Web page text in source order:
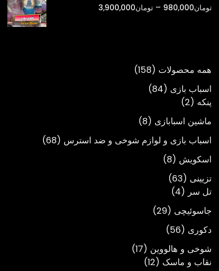
تومان900,000
تومان980,000
– تومان3,900,000
همه محصولات
158
158
اسباب بازی 84
84
پنکه 2
2
محصول
ماشین اسبابازی 8
8
اسباب بازی و لوازم شوخی و ضد استرس 68
68
اسکویش 8
8
تزیینی 63
63
محصول
تل سر 4
4
محصول
جاسوئیچی 29
29
دکوری 56
56
محصول
شوخی و هالووین 17
17
نقاب و ماسک 12
12